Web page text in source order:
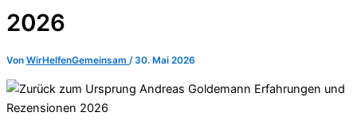
2026
Von WirHelfenGemeinsam /30. Mai 2026